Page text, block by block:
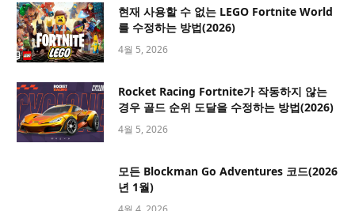
현재 사용할 수 없는 LEGO Fortnite World
를 수정하는 방법(2026)
4월 5, 2026
Rocket Racing Fortnite가 작동하지 않는
경우 골드 순위 도달을 수정하는 방법(2026)
4월 5, 2026
모든 Blockman Go Adventures 코드(2026
년 1월)